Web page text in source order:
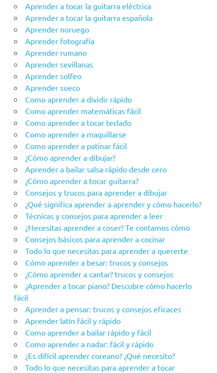
Aprender a tocar la guitarra eléctrica
Aprender a tocar la guitarra española
Aprender noruego
Aprender fotografía
Aprender rumano
Aprender sevillanas
Aprender solfeo
Aprender sueco
Como aprender a dividir rápido
Como aprender matemáticas fácil
Como aprender a tocar teclado
Como aprender a maquillarse
Como aprender a patinar fácil
¿Cómo aprender a dibujar?
Aprender a bailar salsa rápido desde cero
¿Cómo aprender a tocar guitarra?
Consejos y trucos para aprender a dibujar
¿Qué significa aprender a aprender y cómo hacerlo?
Técnicas y consejos para aprender a leer
¿Necesitas aprender a coser? Te contamos cómo
Consejos básicos para aprender a cocinar
Todo lo que necesitas para aprender a quererte
Cómo aprender a besar: trucos y consejos
¿Cómo aprender a cantar? trucos y consejos
¿Aprender a tocar piano? Descubre cómo hacerlo
fácil
Aprender a pensar: trucos y consejos eficaces
Aprender latín fácil y rápido
Como aprender a bailar rápido y fácil
Como aprender a nadar: fácil y rápido
¿Es difícil aprender coreano? ¿Qué necesito?
Todo lo que necesitas para aprender a tocar